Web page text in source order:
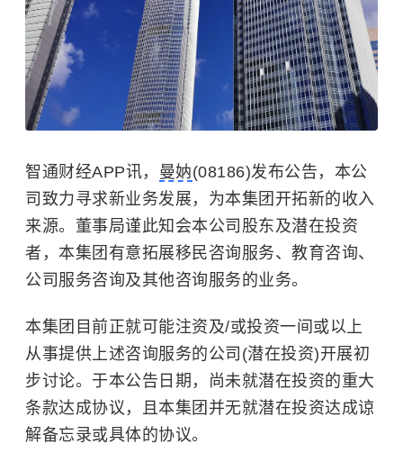
智通财经APP讯， 曼妠(08186)发布公告，本公
司致力寻求新业务发展，为本集团开拓新的收入
来源。董事局谨此知会本公司股东及潜在投资
者，本集团有意拓展移民咨询服务、教育咨询、
公司服务咨询及其他咨询服务的业务。
本集团目前正就可能注资及/或投资一间或以上
从事提供上述咨询服务的公司(潜在投资)开展初
步讨论。于本公告日期，尚未就潜在投资的重大
条款达成协议，且本集团并无就潜在投资达成谅
解备忘录或具体的协议。